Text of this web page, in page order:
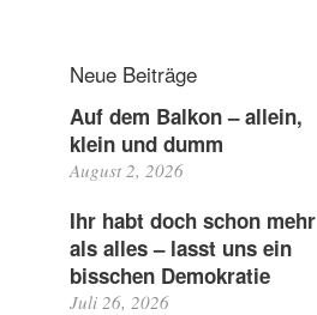
Neue Beiträge
Auf dem Balkon – allein,
klein und dumm
August 2, 2026
Ihr habt doch schon mehr
als alles – lasst uns ein
bisschen Demokratie
Juli 26, 2026